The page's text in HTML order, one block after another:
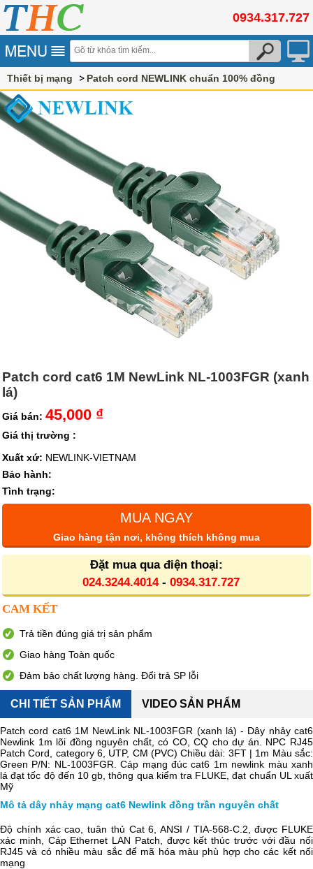
0934.317.727
Thiết bị mạng Patch cord NEWLINK chuẩn 100% đồng
Patch cord cat6 1M NewLink NL-1003FGR (xanh
lá)
Giá bán: 45,000 ₫
Giá thị trường :
Xuất xứ: NEWLINK-VIETNAM
Bảo hành:
Tình trạng:
MUA NGAY
Giao hàng tận nơi, không thích không mua
Đặt mua qua điện thoại:
024.3244.4014- 0934.317.727
CAM KẾT
Trả tiền đúng giá trị sản phẩm
Giao hàng Toàn quốc
Đảm bảo chất lượng hàng. Đổi trả SP lỗi
CHI TIẾT SẢN PHẨM VIDEO SẢN PHẨM
Patch cord cat6 1M NewLink NL-1003FGR (xanh lá) - Dây nhảy cat6
Newlink 1m lõi đồng nguyên chất, có CO, CQ cho dự án. NPC RJ45
Patch Cord, category 6, UTP, CM (PVC) Chiều dài: 3FT | 1m Màu sắc:
Green P/N: NL-1003FGR . Cáp mạng đúc cat6 1m newlink màu xanh
lá đạt tốc độ đến 10 gb, thông qua kiểm tra FLUKE, đạt chuẩn UL xuất
Mỹ
Mô tả dây nhảy mạng cat6 Newlink đồng trần nguyên chất
Độ chính xác cao, tuân thủ Cat 6, ANSI / TIA-568-C.2, được FLUKE
xác minh, Cáp Ethernet LAN Patch, được kết thúc trước với đầu nối
RJ45 và có nhiều màu sắc để mã hóa màu phù hợp cho các kết nối
mạng